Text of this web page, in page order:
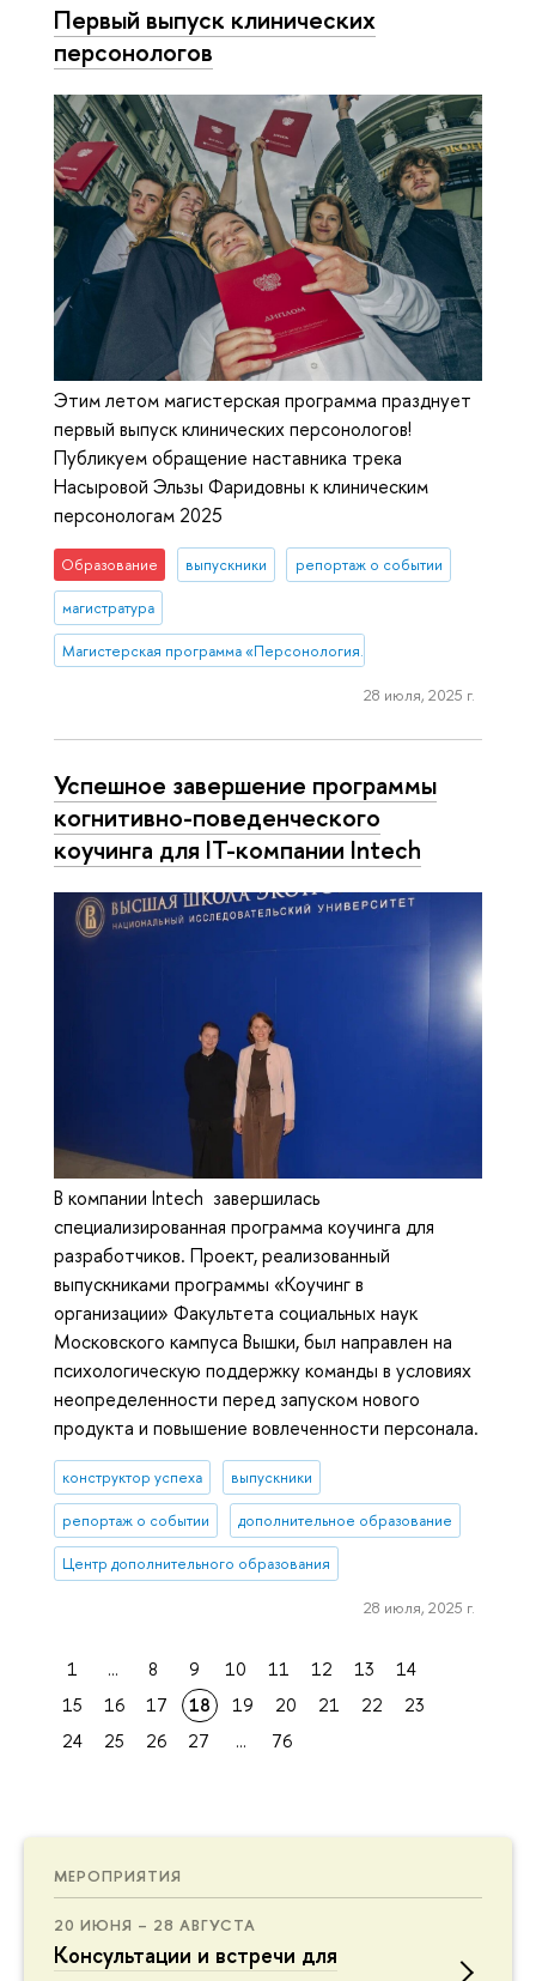
МЕРОПРИЯТИЯ
20 ИЮНЯ – 28 АВГУСТА
Консультации и встречи для
Первый выпуск клинических
персонологов
Этим летом магистерская программа празднует
первый выпуск клинических персонологов!
Публикуем обращение наставника трека
Насыровой Эльзы Фаридовны к клиническим
персонологам 2025
Образование выпускники репортаж о событии
магистратура
Магистерская программа «Персонология. Консультативная
28 июля, 2025 г.
Успешное завершение программы
когнитивно-поведенческого
коучинга для IT-компании Intech
В компании Intech завершилась
специализированная программа коучинга для
разработчиков. Проект, реализованный
выпускниками программы «Коучинг в
организации» Факультета социальных наук
Московского кампуса Вышки, был направлен на
психологическую поддержку команды в условиях
неопределенности перед запуском нового
продукта и повышение вовлеченности персонала.
конструктор успеха выпускники
репортаж о событии дополнительное образование
Центр дополнительного образования
28 июля, 2025 г.
1 ... 8 9 10 11 12 13
14
15
16 17 18 19 20 21 22
23
24
25 26 27 ... 76